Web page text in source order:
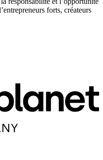
forts, créateurs